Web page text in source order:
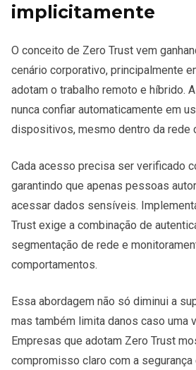
implicitamente
O conceito de Zero Trust vem
cenário corporativo, principalmente
adotam o trabalho remoto e híbrido.
nunca confiar automaticamente em
dispositivos, mesmo dentro da rede
Cada acesso precisa ser verificado
garantindo que apenas pessoas
acessar dados sensíveis.
Trust exige a combinação de
segmentação de rede e
comportamentos.
Essa abordagem não só diminui a
mas também limita danos caso uma
Empresas que adotam Zero Trust
compromisso claro com a